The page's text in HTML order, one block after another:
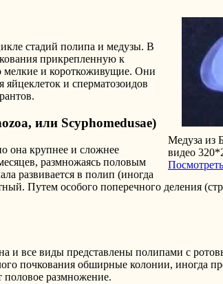
Медуза из
видео
стадий полипа и медузы. В
прикрепленную к
мелкие и короткоживущие. Они
и сперматозоидов
или Scyphomedusae)
она крупнее и сложнее
размножаясь половым
развивается в полип (иногда
Путем особого поперечного деления
и все виды представлены полипами с
почкования обширные колонии, иногда
размножение.